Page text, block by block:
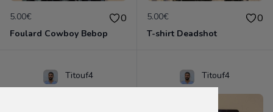
5.00€ 0
Foulard Cowboy Bebop
5.00€ 0
T-shirt Deadshot
Titouf4 Titouf4